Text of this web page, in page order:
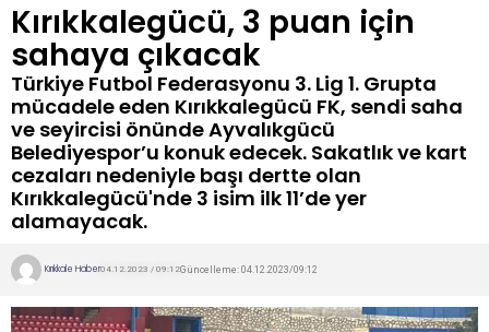
Kırıkkalegücü, 3 puan için
sahaya çıkacak
Türkiye Futbol Federasyonu 3. Lig 1. Grupta
mücadele eden Kırıkkalegücü FK, sendi saha
ve seyircisi önünde Ayvalıkgücü
Belediyespor’u konuk edecek. Sakatlık ve kart
cezaları nedeniyle başı dertte olan
Kırıkkalegücü'nde 3 isim ilk 11’de yer
alamayacak.
Kırıkkale Haber04.12.2023 / 09:12Güncelleme: 04.12.2023/09:12